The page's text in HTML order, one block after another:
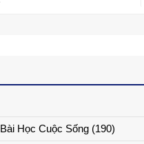
Bài Học Cuộc Sống(190)